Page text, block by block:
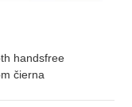
handsfree
čierna